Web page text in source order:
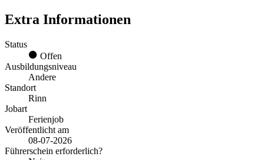
Extra Informationen
Status
Offen
Ausbildungsniveau
Andere
Standort
Rinn
Jobart
Ferienjob
Veröffentlicht am
08-07-2026
Führerschein erforderlich?